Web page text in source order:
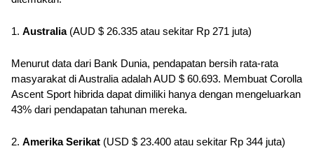
1. Australia (AUD $ 26.335 atau sekitar Rp 271 juta)
Menurut data dari Bank Dunia, pendapatan bersih rata-rata
masyarakat di Australia adalah AUD $ 60.693. Membuat Corolla
Ascent Sport hibrida dapat dimiliki hanya dengan mengeluarkan
43% dari pendapatan tahunan mereka.
2. Amerika Serikat (USD $ 23.400 atau sekitar Rp 344 juta)